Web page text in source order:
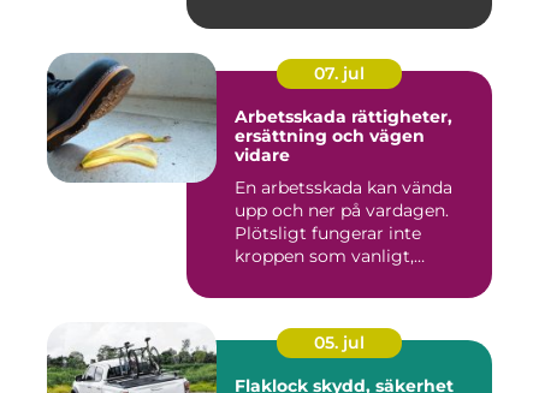
07. jul
Arbetsskada rättigheter,
ersättning och vägen
vidare
En arbetsskada kan vända
upp och ner på vardagen.
Plötsligt fungerar inte
kroppen som vanligt,
05. jul
Flaklock skydd, säkerhet